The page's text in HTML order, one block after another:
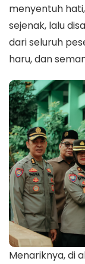
menyentuh
sejenak, lalu
dari seluruh
haru, dan
Menariknya, di